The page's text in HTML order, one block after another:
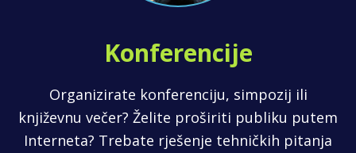
Konferencije
Organizirate konferenciju, simpozij ili
književnu večer? Želite proširiti publiku putem
Interneta? Trebate rješenje tehničkih pitanja